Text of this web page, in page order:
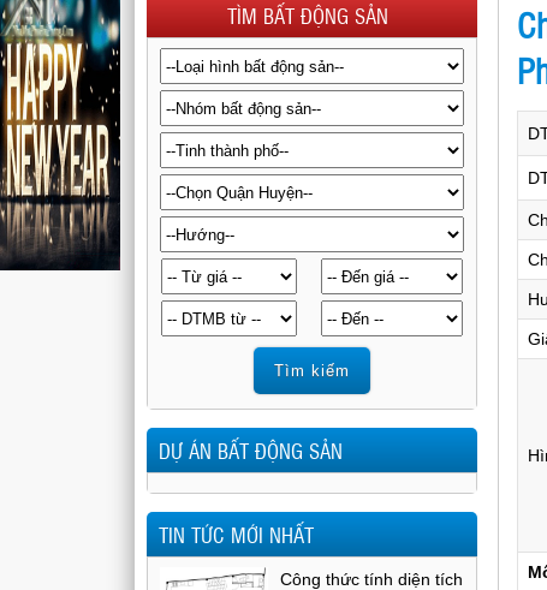
TÌM BẤT ĐỘNG SẢN
DỰ ÁN BẤT ĐỘNG SẢN
TIN TỨC MỚI NHẤT
Công thức tính diện tích